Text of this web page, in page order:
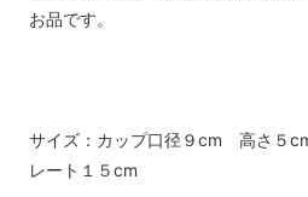
お品です。
サイズ：カップ口径９cm 高さ
レート１５cm